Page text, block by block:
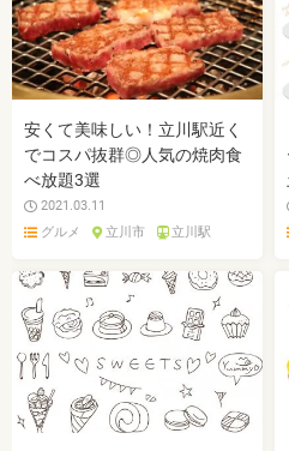
安くて美味しい！立川駅近く
でコスパ抜群◎人気の焼肉食
べ放題3選
2021.03.11
グルメ
立川市 立川駅